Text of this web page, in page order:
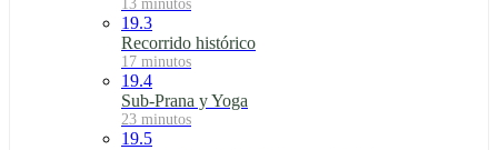
13 minutos
19.3
Recorrido histórico
17 minutos
19.4
Sub-Prana y Yoga
23 minutos
19.5